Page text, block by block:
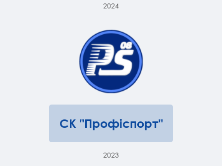
2024
СК "Профіспорт"
2023